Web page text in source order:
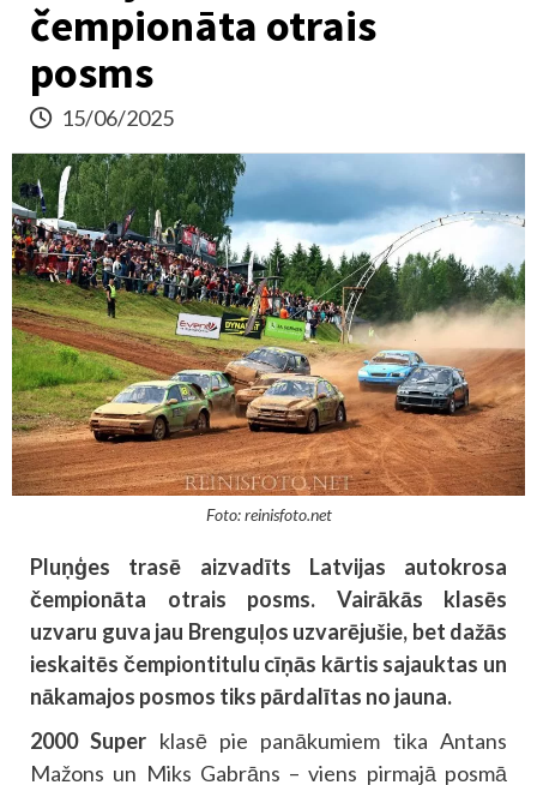
čempionāta otrais
posms
15/06/2025
Foto: reinisfoto.net
Pluņģes trasē aizvadīts Latvijas autokrosa
čempionāta otrais posms. Vairākās klasēs
uzvaru guva jau Brenguļos uzvarējušie, bet dažās
ieskaitēs čempiontitulu cīņās kārtis sajauktas un
nākamajos posmos tiks pārdalītas no jauna.
2000 Super klasē pie panākumiem tika Antans
Mažons un Miks Gabrāns – viens pirmajā posmā